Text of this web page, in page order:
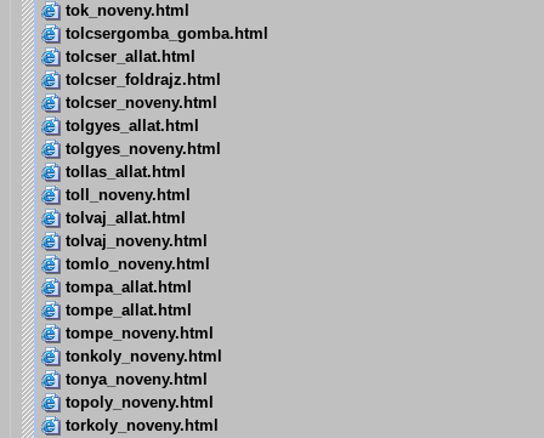
tok_noveny.html
tolcsergomba_gomba.html
tolcser_allat.html
tolcser_foldrajz.html
tolcser_noveny.html
tolgyes_allat.html
tolgyes_noveny.html
tollas_allat.html
toll_noveny.html
tolvaj_allat.html
tolvaj_noveny.html
tomlo_noveny.html
tompa_allat.html
tompe_allat.html
tompe_noveny.html
tonkoly_noveny.html
tonya_noveny.html
topoly_noveny.html
torkoly_noveny.html